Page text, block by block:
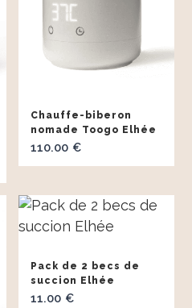
Chauffe-biberon
nomade Toogo Elhée
110.00 €
Pack de 2 becs de
succion Elhée
11.00 €